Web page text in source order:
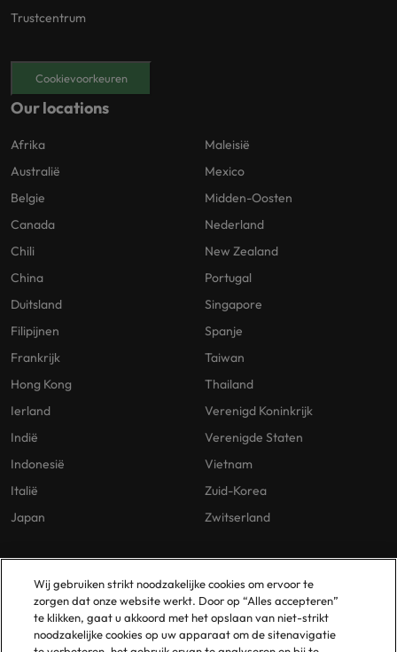
Trustcentrum
Cookievoorkeuren
Our locations
Afrika
Australië
Belgie
Canada
Chili
China
Duitsland
Filipijnen
Frankrijk
Hong Kong
Ierland
Indië
Indonesië
Italië
Japan
Maleisië
Mexico
Midden-Oosten
Nederland
New Zealand
Portugal
Singapore
Spanje
Taiwan
Thailand
Verenigd Koninkrijk
Verenigde Staten
Vietnam
Zuid-Korea
Zwitserland
Our Policies
Privacybeleid
Cookies Policy
Vestigingen
Amsterdam
Eindhoven
Wij gebruiken strikt noodzakelijke cookies om ervoor te
zorgen dat onze website werkt. Door op “Alles accepteren”
te klikken, gaat u akkoord met het opslaan van niet-strikt
noodzakelijke cookies op uw apparaat om de sitenavigatie